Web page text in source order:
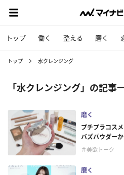
トップ 働く 整える 磨く
トップ 水クレンジング
「水クレンジング」の記事
磨く
プチプラコス
バズパウダー
＃美欲トーク
磨く